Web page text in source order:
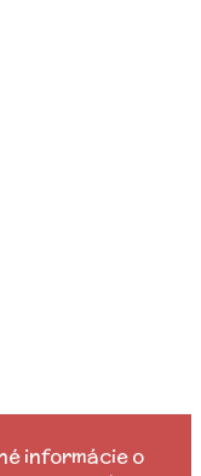
informácie o